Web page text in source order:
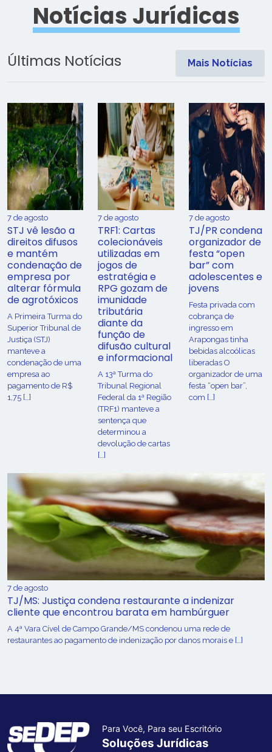
Notícias Jurídicas
Últimas Notícias Mais Notícias
7 de agosto
STJ vê lesão a
direitos difusos
e mantém
condenação de
empresa por
alterar fórmula
de agrotóxicos
​A Primeira Turma do
Superior Tribunal de
Justiça (STJ)
manteve a
condenação de uma
empresa ao
pagamento de R$
1,75 […]
7 de agosto
TRF1: Cartas
colecionáveis
utilizadas em
jogos de
estratégia e
RPG gozam de
imunidade
tributária
diante da
função de
difusão cultural
e informacional
A 13ª Turma do
Tribunal Regional
Federal da 1ª Região
(TRF1) manteve a
sentença que
determinou a
devolução de cartas
[…]
7 de agosto
TJ/PR condena
organizador de
festa “open
bar” com
adolescentes e
jovens
Festa privada com
cobrança de
ingresso em
Arapongas tinha
bebidas alcoólicas
liberadas O
organizador de uma
festa “open bar”,
com […]
7 de agosto
TJ/MS: Justiça condena restaurante a indenizar
cliente que encontrou barata em hambúrguer
A 4ª Vara Cível de Campo Grande/MS condenou uma rede de
restaurantes ao pagamento de indenização por danos morais e […]
Para Você, Para seu Escritório
Soluções Jurídicas